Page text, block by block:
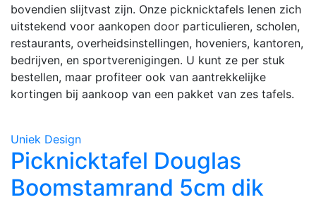
bovendien slijtvast zijn. Onze picknicktafels lenen zich
uitstekend voor aankopen door particulieren, scholen,
restaurants, overheidsinstellingen, hoveniers, kantoren,
bedrijven, en sportverenigingen. U kunt ze per stuk
bestellen, maar profiteer ook van aantrekkelijke
kortingen bij aankoop van een pakket van zes tafels.
Uniek Design
Picknicktafel Douglas
Boomstamrand 5cm dik